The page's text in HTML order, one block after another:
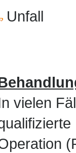
Unfall
vielen